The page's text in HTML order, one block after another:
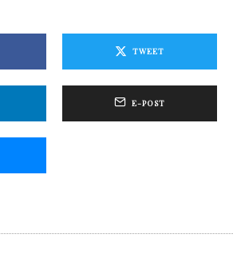
TWEET
E-POST